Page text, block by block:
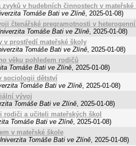
v hudebních činnostech v mateřské
Tomáše Bati ve Zlíně, 2025-01-08)
čtenářské pregramotnosti v
Tomáše Bati ve Zlíně, 2025-01-08)
v prostředí mateřské školy
Tomáše Bati ve Zlíně, 2025-01-08)
věku pohledem rodičů
Tomáše Bati ve Zlíně, 2025-01-08)
sociologii dětství
Tomáše Bati ve Zlíně, 2025-01-08)
vývoj
Tomáše Bati ve Zlíně, 2025-01-08)
rodiči a učiteli mateřských škol
Tomáše Bati ve Zlíně, 2025-01-08)
v mateřské škole
Tomáše Bati ve Zlíně, 2025-01-08)